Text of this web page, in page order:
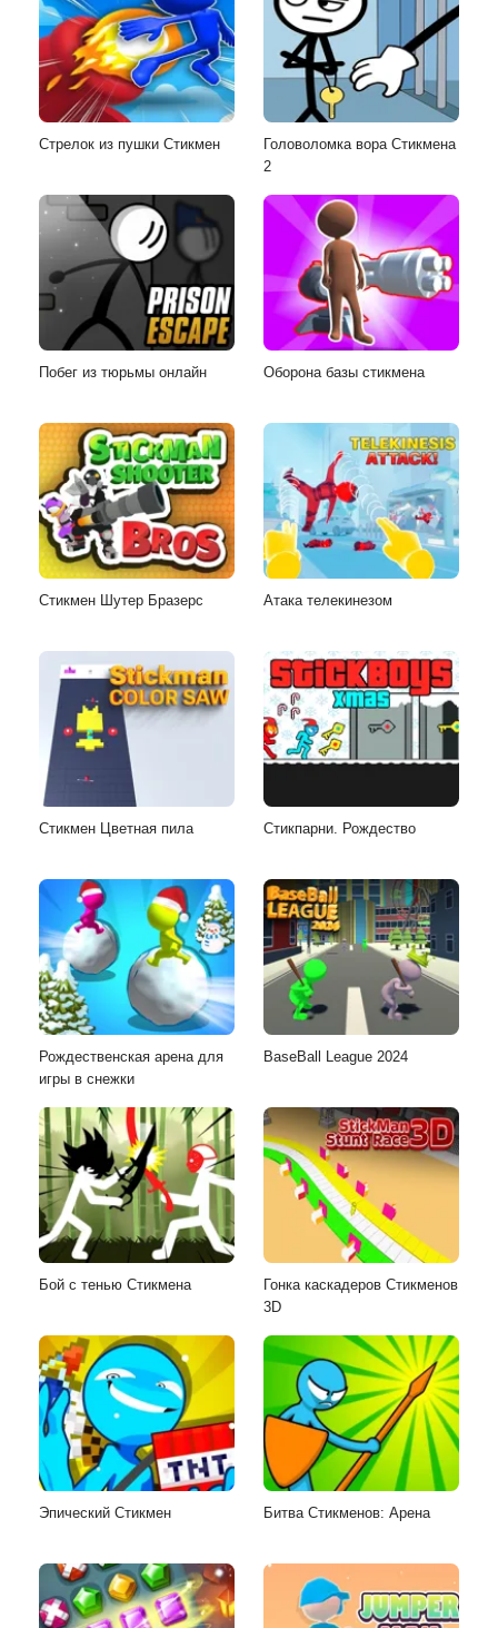
Стрелок из пушки Стикмен
Головоломка вора Стикмена
2
Побег из тюрьмы онлайн Оборона базы стикмена
Стикмен Шутер Бразерс Атака телекинезом
Стикмен Цветная пила Стикпарни. Рождество
Рождественская арена для
игры в снежки
BaseBall League 2024
Бой с тенью Стикмена
Гонка каскадеров Стикменов
3D
Эпический Стикмен Битва Стикменов: Арена